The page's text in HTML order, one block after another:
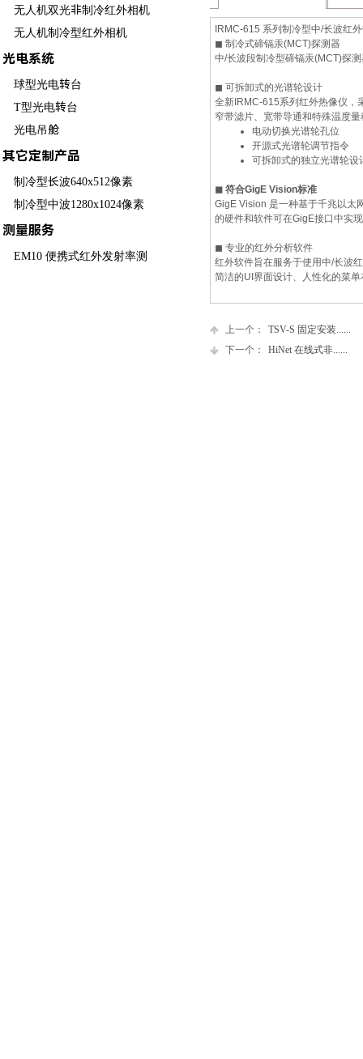
无人机双光非制冷红外相机
无人机制冷型红外相机
光电系统
球型光电转台
T型光电转台
光电吊舱
其它定制产品
制冷型长波640x512像素
制冷型中波1280x1024像素
测量服务
EM10 便携式红外发射率测
IRMC-615 系列制冷型中/长波红
◼ 制冷式碲镉汞(MCT)探测器
中/长波段制冷型碲镉汞(MCT)探
◼ 可拆卸式的光谱轮设计
全新IRMC-615系列红外热像仪，
窄带滤片、宽带导通和特殊温度
电动切换光谱轮孔位
开源式光谱轮调节指令
可拆卸式的独立光谱轮设
◼ 符合GigE Vision标准
GigE Vision 是一种基于千兆以太
的硬件和软件可在GigE接口中实
◼ 专业的红外分析软件
红外软件旨在服务于使用中/长波
简洁的UI界面设计、人性化的菜
上一个：
TSV-S 固定安装......
下一个：
HiNet 在线式非......